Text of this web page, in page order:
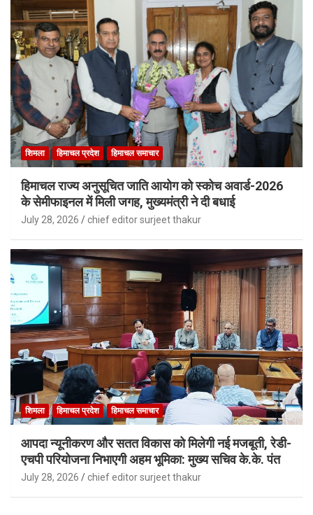
शिमला हिमाचल प्रदेश हिमाचल समाचार
हिमाचल राज्य अनुसूचित जाति आयोग को स्कोच अवार्ड-2026
के सेमीफाइनल में मिली जगह, मुख्यमंत्री ने दी बधाई
July 28, 2026 chief editor surjeet thakur
शिमला हिमाचल प्रदेश हिमाचल समाचार
आपदा न्यूनीकरण और सतत विकास को मिलेगी नई मजबूती, रेडी-
एचपी परियोजना निभाएगी अहम भूमिका: मुख्य सचिव के.के. पंत
July 28, 2026 chief editor surjeet thakur